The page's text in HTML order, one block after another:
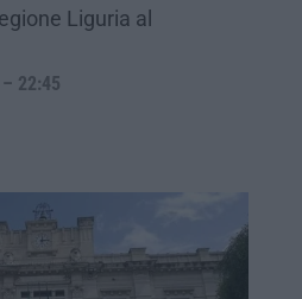
Liguria al
22:45